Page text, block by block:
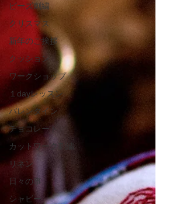
ビーズ刺繍
クリスマス
新年のご挨拶
クッション
ワークショップ
１dayレッスン
バレンタイン
チョコレート
カットワーク刺繍
リネン
日々の事
シャビー